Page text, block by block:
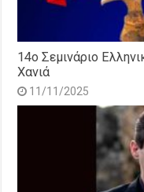
14o Σεμινάριο
Χανιά
11/11/2025